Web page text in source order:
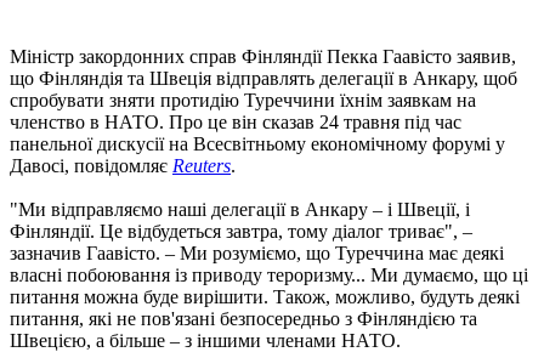
Міністр закордонних справ Фінляндії Пекка Гаавісто заявив,
що Фінляндія та Швеція відправлять делегації в Анкару, щоб
спробувати зняти протидію Туреччини їхнім заявкам на
членство в НАТО. Про це він сказав 24 травня під час
панельної дискусії на Всесвітньому економічному форумі у
Давосі, повідомляє Reuters.
"Ми відправляємо наші делегації в Анкару – і Швеції, і
Фінляндії. Це відбудеться завтра, тому діалог триває", –
зазначив Гаавісто. – Ми розуміємо, що Туреччина має деякі
власні побоювання із приводу тероризму... Ми думаємо, що ці
питання можна буде вирішити. Також, можливо, будуть деякі
питання, які не пов'язані безпосередньо з Фінляндією та
Швецією, а більше – з іншими членами НАТО.